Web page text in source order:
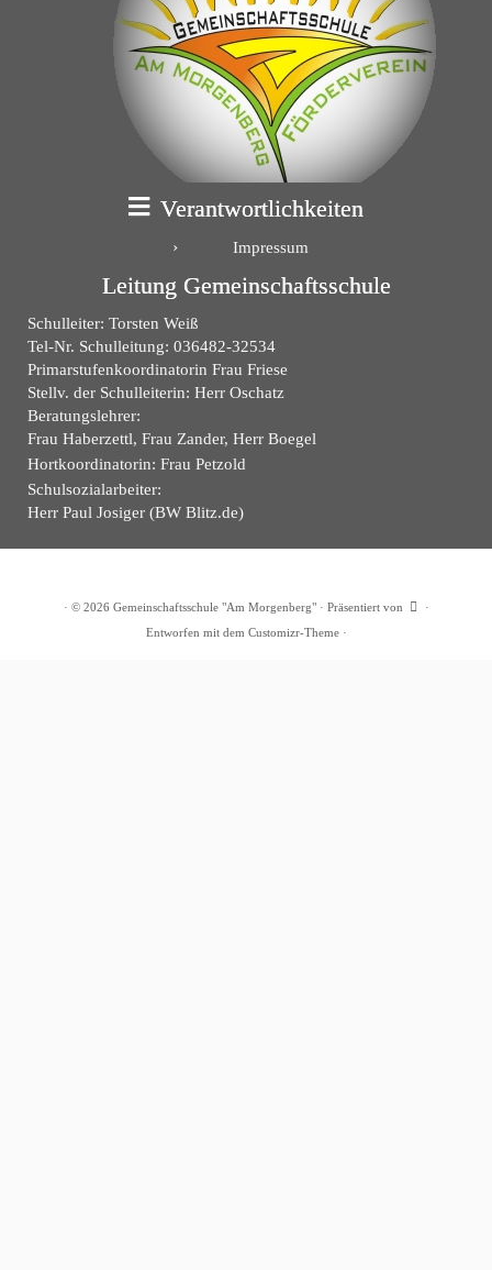
Verantwortlichkeiten
Impressum
Leitung Gemeinschaftsschule
Schulleiter: Torsten Weiß
Tel-Nr. Schulleitung: 036482-32534
Primarstufenkoordinatorin Frau Friese
Stellv. der Schulleiterin: Herr Oschatz
Beratungslehrer:
Frau Haberzettl, Frau Zander, Herr Boegel
Hortkoordinatorin: Frau Petzold
Schulsozialarbeiter:
Herr Paul Josiger (BW Blitz.de)
· © 2026 Gemeinschaftsschule "Am Morgenberg"· Präsentiert von
·
Entworfen mit dem Customizr-Theme·